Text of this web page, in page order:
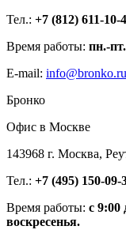
Тел.: +7 (812) 611-10-
Время работы: пн.-
E-mail: info@bronko.ru
Бронко
Офис в Москве
143968 г. Москва,
Тел.: +7 (495) 150-09-
Время работы: с 9:00
воскресенья.